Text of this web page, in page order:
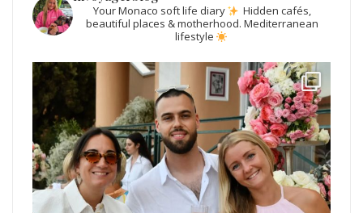
Your Monaco soft life diary
Hidden cafés,
beautiful places & motherhood. Mediterranean
lifestyle